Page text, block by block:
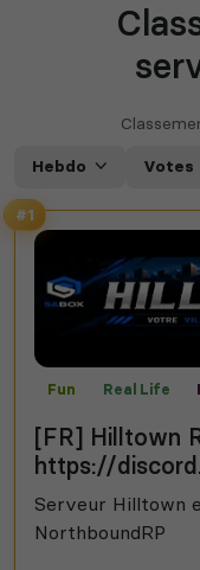
Hebdo Votes
#1
Fun Real Life
[FR] Hilltown
https://
Serveur Hilltown
NorthboundRP